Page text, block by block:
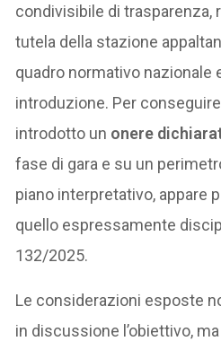
condivisibile di trasparenza,
tutela della stazione
quadro normativo nazionale
introduzione. Per
introdotto un onere
fase di gara e su un
piano interpretativo, appare
quello espressamente
132/2025.
Le considerazioni esposte
in discussione l’obiettivo,